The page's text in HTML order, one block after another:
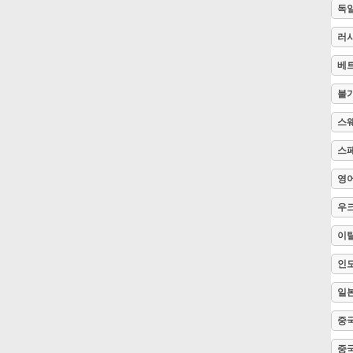
독
러
베
불
스
스
영
우
이
인
일
중
중